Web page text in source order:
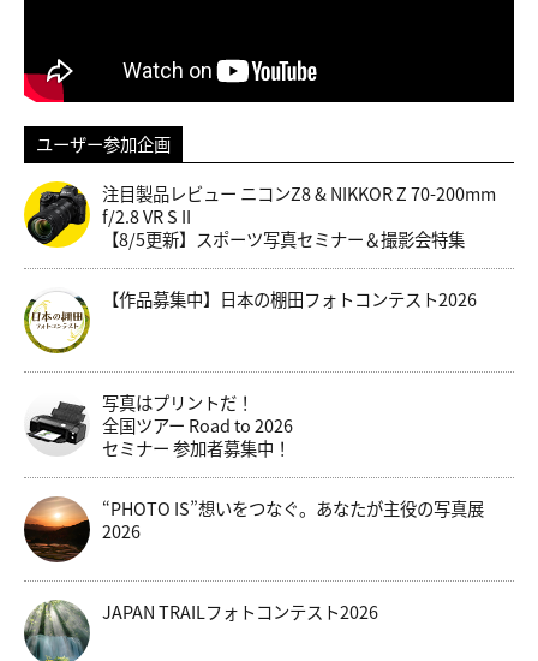
ユーザー参加企画
注目製品レビュー ニコンZ8 & NIKKOR Z 70-200mm
f/2.8 VR S II
【8/5更新】スポーツ写真セミナー＆撮影会特集
【作品募集中】日本の棚田フォトコンテスト2026
写真はプリントだ！
全国ツアー Road to 2026
セミナー 参加者募集中！
“PHOTO IS”想いをつなぐ。あなたが主役の写真展
2026
JAPAN TRAILフォトコンテスト2026